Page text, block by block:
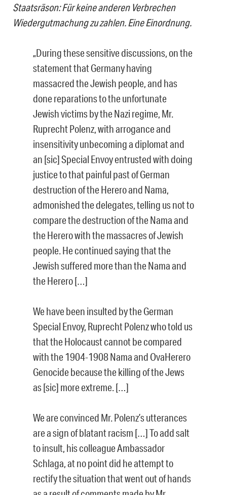
Staatsräson: Für keine anderen Verbrechen
Wiedergutmachung zu zahlen. Eine Einordnung.
„During these sensitive discussions, on the
statement that Germany having
massacred the Jewish people, and has
done reparations to the unfortunate
Jewish victims by the Nazi regime, Mr.
Ruprecht Polenz, with arrogance and
insensitivity unbecoming a diplomat and
an [sic] Special Envoy entrusted with doing
justice to that painful past of German
destruction of the Herero and Nama,
admonished the delegates, telling us not to
compare the destruction of the Nama and
the Herero with the massacres of Jewish
people. He continued saying that the
Jewish suffered more than the Nama and
the Herero […]
We have been insulted by the German
Special Envoy, Ruprecht Polenz who told us
that the Holocaust cannot be compared
with the 1904-1908 Nama and OvaHerero
Genocide because the killing of the Jews
as [sic] more extreme. […]
We are convinced Mr. Polenz’s utterances
are a sign of blatant racism […] To add salt
to insult, his colleague Ambassador
Schlaga, at no point did he attempt to
rectify the situation that went out of hands